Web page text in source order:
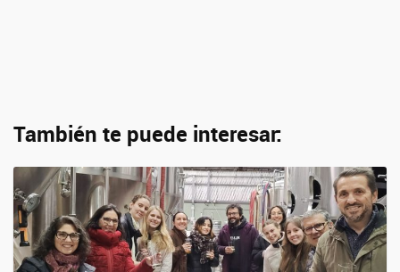
También te puede interesar: